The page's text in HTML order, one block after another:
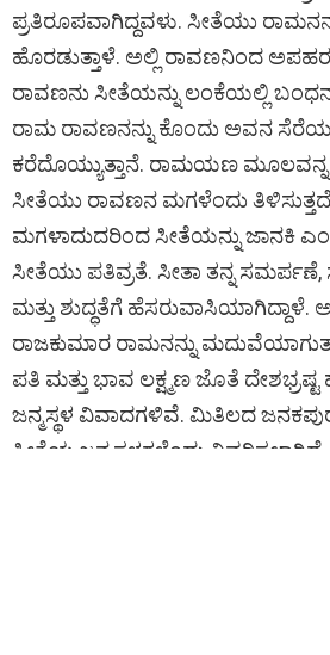
ಪ್ರತಿರೂಪವಾಗಿದ್ದವಳು. ಸೀತೆಯು
ಹೊರಡುತ್ತಾಳೆ. ಅಲ್ಲಿ ರಾವಣನಿಂದ
ರಾವಣನು ಸೀತೆಯನ್ನು ಲಂಕೆಯಲ್ಲಿ
ರಾಮ ರಾವಣನನ್ನು ಕೊಂದು ಅವನ
ಕರೆದೊಯ್ಯುತ್ತಾನೆ. ರಾಮಯಣ
ಸೀತೆಯು ರಾವಣನ ಮಗಳೆಂದು
ಮಗಳಾದುದರಿಂದ ಸೀತೆಯನ್ನು ಜಾನಕಿ
ಸೀತೆಯು ಪತಿವ್ರತೆ. ಸೀತಾ ತನ್ನ ಸಮರ್ಪಣೆ,
ಮತ್ತು ಶುದ್ಧತೆಗೆ
ರಾಜಕುಮಾರ ರಾಮನನ್ನು
ಪತಿ ಮತ್ತು ಭಾವ ಲಕ್ಷ್ಮಣ ಜೊತೆ ದೇಶಭ್ರಷ್ಟ
ಜನ್ಮಸ್ಥಳ ವಿವಾದಗಳಿವೆ. ಮಿತಿಲದ
ಸೀತೆಯ ಜನ್ಮಸ್ಥಳಗಳೆಂದು ವಿವರಿಸಲಾಗಿದೆ.